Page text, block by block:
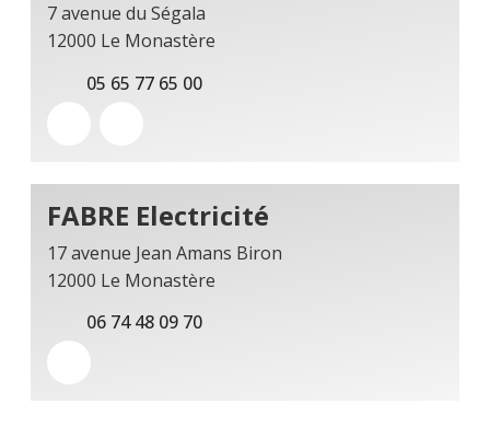
7 avenue du Ségala
12000 Le Monastère
05 65 77 65 00
FABRE Electricité
17 avenue Jean Amans Biron
12000 Le Monastère
06 74 48 09 70